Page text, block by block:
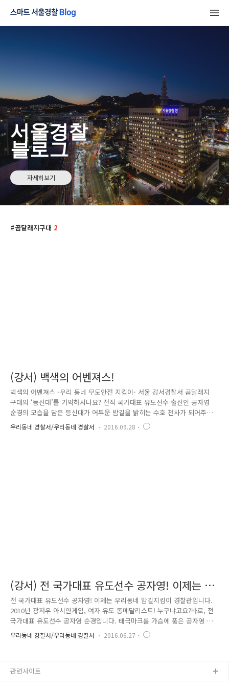
서울경찰
블로그
자세히보기
곰달래지구대 2
(강서) 백색의 어벤져스!
백색의 어벤져스 -우리 동네 무도안전 지킴이- 서울 강서경찰서 곰달래지
구대의 ‘등신대’를 기억하시나요? 전직 국가대표 유도선수 출신인 공자영
순경의 모습을 담은 등신대가 어두운 밤길을 밝히는 수호 천사가 되어주고
있다는 내용이었는데요. ☞ 해당 기사 바로 가기(클릭) ▲곰달래지구대 공
자영 순경 많은 주민의 호응에 힘입어 등신대가 더 많이 생겨났다고 합니
우리동네 경찰서/우리동네 경찰서 2016.09.28
(강서) 전 국가대표 유도선수 공자영! 이제는 우
리동네 밤길지킴이 경찰관입니다.
전 국가대표 유도선수 공자영! 이제는 우리동네 밤길지킴이 경찰관입니다.
2010년 광저우 아시안게임, 여자 유도 동메달리스트! 누구냐고요?바로, 전
국가대표 유도선수 공자영 순경입니다. 태극마크를 가슴에 품은 공자영 순
경의 선수 시절 모습이 참 늠름한데요. 올해 2월 공자영 순경은 를 통해 경
찰관으로 임용됐습니다.아직 1년도 안된 열정 가득한 새내기 경찰관입니
불안감이 커져가고 있는데요. 공자영 순경! 어두운 골목길을 밝히는 수호천
우리동네 경찰서/우리동네 경찰서 2016.06.27
관련사이트